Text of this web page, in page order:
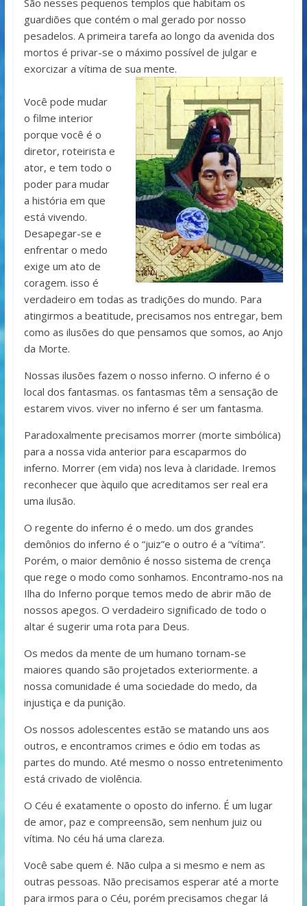
São nesses pequenos templos que habitam os
guardiões que contém o mal gerado por nosso
pesadelos. A primeira tarefa ao longo da avenida dos
mortos é privar-se o máximo possível de julgar e
exorcizar a vítima de sua mente.
Você pode mudar
o filme interior
porque você é o
diretor, roteirista e
ator, e tem todo o
poder para mudar
a história em que
está vivendo.
Desapegar-se e
enfrentar o medo
exige um ato de
coragem. isso é
verdadeiro em todas as tradições do mundo. Para
atingirmos a beatitude, precisamos nos entregar, bem
como as ilusões do que pensamos que somos, ao Anjo
da Morte.
Nossas ilusões fazem o nosso inferno. O inferno é o
local dos fantasmas. os fantasmas têm a sensação de
estarem vivos. viver no inferno é ser um fantasma.
Paradoxalmente precisamos morrer (morte simbólica)
para a nossa vida anterior para escaparmos do
inferno. Morrer (em vida) nos leva à claridade. Iremos
reconhecer que àquilo que acreditamos ser real era
uma ilusão.
O regente do inferno é o medo. um dos grandes
demônios do inferno é o “juiz”e o outro é a “vítima”.
Porém, o maior demônio é nosso sistema de crença
que rege o modo como sonhamos. Encontramo-nos na
Ilha do Inferno porque temos medo de abrir mão de
nossos apegos. O verdadeiro significado de todo o
altar é sugerir uma rota para Deus.
Os medos da mente de um humano tornam-se
maiores quando são projetados exteriormente. a
nossa comunidade é uma sociedade do medo, da
injustiça e da punição.
Os nossos adolescentes estão se matando uns aos
outros, e encontramos crimes e ódio em todas as
partes do mundo. Até mesmo o nosso entretenimento
está crivado de violência.
O Céu é exatamente o oposto do inferno. É um lugar
de amor, paz e compreensão, sem nenhum juiz ou
vítima. No céu há uma clareza.
Você sabe quem é. Não culpa a si mesmo e nem as
outras pessoas. Não precisamos esperar até a morte
para irmos para o Céu, porém precisamos chegar lá